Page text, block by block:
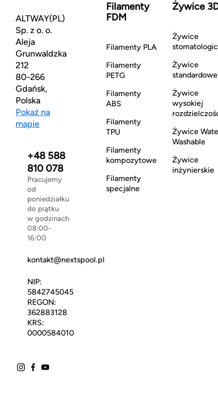
ALTWAY(PL)
Sp. z o. o.
Aleja
Grunwaldzka
212
80-266
Gdańsk,
Polska
Pokaż na
mapie
+48 588
810 078
Pracujemy
od
poniedziałku
do piątku
w godzinach
08:00-
16:00
kontakt@nextspool.pl
NIP:
5842745045
REGON:
362883128
KRS:
0000584010
Filamenty
FDM
Filamenty PLA
Filamenty
PETG
Filamenty
ABS
Filamenty
TPU
Filamenty
kompozytowe
Filamenty
specjalne
Żywice
Żywice
Żywice
standardowe
Żywice
wysokiej
Żywice
Washable
Żywice
inżynierskie